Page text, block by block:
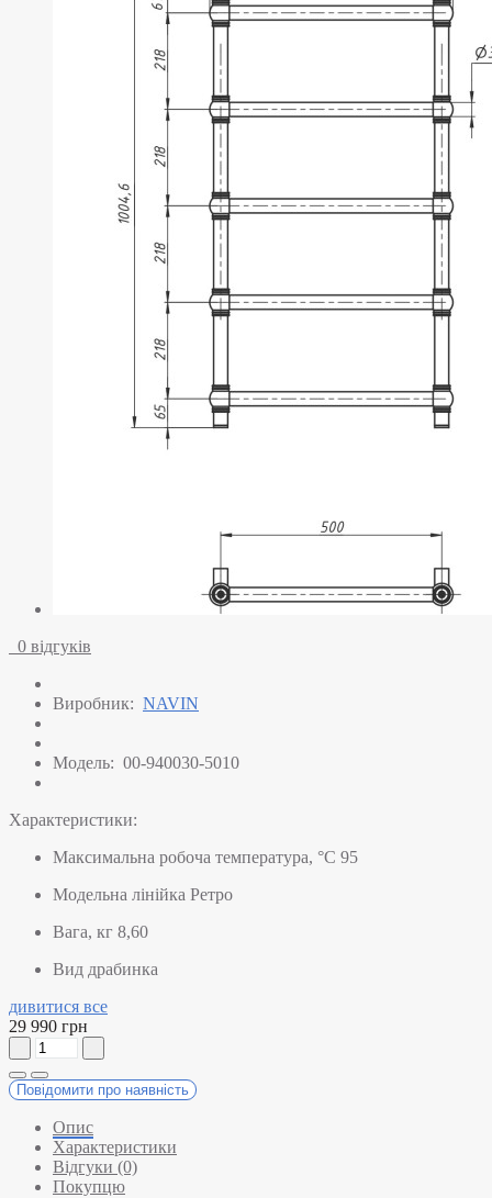
0 відгуків
Виробник: NAVIN
Модель: 00-940030-5010
Характеристики:
Максимальна робоча температура, °C 95
Модельна лінійка Ретро
Вага, кг 8,60
Вид драбинка
дивитися все
29 990 грн
Повідомити про наявність
Опис
Характеристики
Відгуки (0)
Покупцю